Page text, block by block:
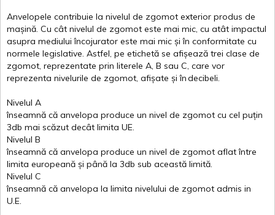
Anvelopele contribuie la nivelul de zgomot exterior produs de
mașină. Cu cât nivelul de zgomot este mai mic, cu atât impactul
asupra mediului încojurator este mai mic și în conformitate cu
normele legislative. Astfel, pe etichetă se afișează trei clase de
zgomot, reprezentate prin literele A, B sau C, care vor
reprezenta nivelurile de zgomot, afișate și îndecibeli.
Nivelul A
înseamnă că anvelopa produce un nivel de zgomot cu cel puțin
3db mai scăzut decât limita UE.
Nivelul B
înseamnă că anvelopa produce un nivel de zgomot aflat între
limita europeană și până la 3db sub această limită.
Nivelul C
înseamnă că anvelopa la limita nivelului de zgomot admis in
U.E.